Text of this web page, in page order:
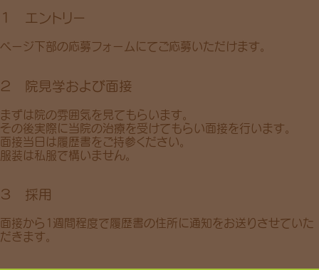
１ エントリー
ページ下部の応募フォームにてご応募いただけます。
２ 院見学および面接
まずは院の雰囲気を見てもらいます。
その後実際に当院の治療を受けてもらい面接を行います。
面接当日は履歴書をご持参ください。
服装は私服で構いません。
３ 採用
面接から1週間程度で履歴書の住所に通知をお送りさせていた
だきます。